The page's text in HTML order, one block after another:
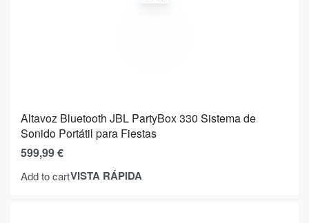
Altavoz Bluetooth JBL PartyBox 330 Sistema de
Sonido Portátil para Fiestas
599,99€
Add to cartVISTA RÁPIDA